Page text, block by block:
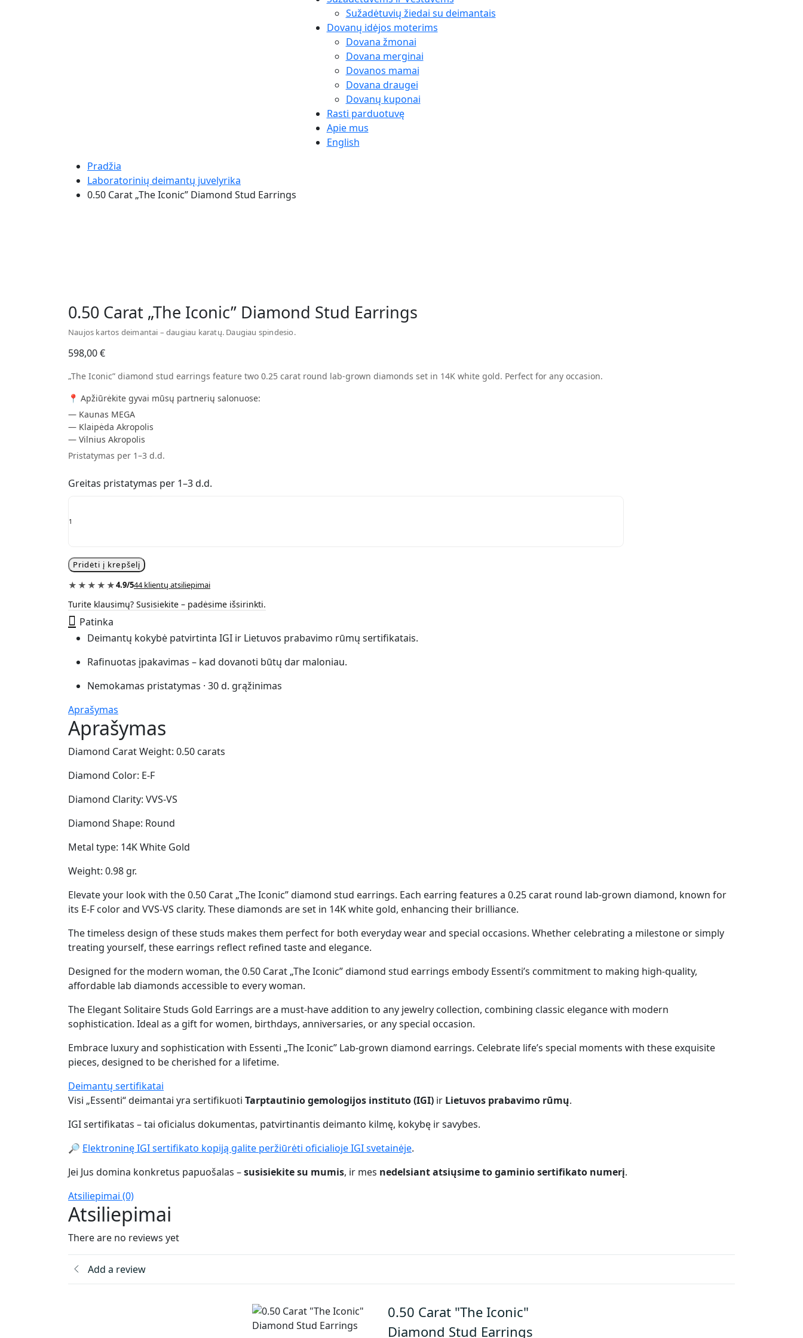
Sužadėtuvių žiedai su deimantais
Dovanų idėjos moterims
Dovana žmonai
Dovana merginai
Dovanos mamai
Dovana draugei
Dovanų kuponai
Rasti parduotuvę
Apie mus
English
Pradžia
Laboratorinių deimantų juvelyrika
0.50 Carat „The Iconic” Diamond Stud Earrings
0.50 Carat „The Iconic” Diamond Stud Earrings
Naujos kartos deimantai – daugiau karatų. Daugiau spindesio.
598,00€
„The Iconic” diamond stud earrings feature two 0.25 carat round lab-grown diamonds set in 14K white gold. Perfect for any occasion.
📍 Apžiūrėkite gyvai mūsų partnerių salonuose:
— Kaunas MEGA
— Klaipėda Akropolis
— Vilnius Akropolis
Pristatymas per 1–3 d.d.
Greitas pristatymas per 1–3 d.d.
"The
Stud
Earrings
quantity
Pridėti į krepšelį
★★★★★4.9/544 klientų atsiliepimai
Turite klausimų? Susisiekite – padėsime išsirinkti.
Patinka
Deimantų kokybė patvirtinta IGI ir Lietuvos prabavimo rūmų sertifikatais.
Rafinuotas įpakavimas – kad dovanoti būtų dar maloniau.
Nemokamas pristatymas · 30 d. grąžinimas
Aprašymas
Aprašymas
Diamond Carat Weight: 0.50 carats
Diamond Color: E-F
Diamond Clarity: VVS-VS
Diamond Shape: Round
Metal type: 14K White Gold
Weight: 0.98 gr.
Elevate your look with the0.50 Carat „The Iconic” diamond stud earrings. Each earring features a 0.25 carat round lab-grown diamond, known for
its E-F color and VVS-VS clarity. These diamonds are set in 14K white gold, enhancing their brilliance.
The timeless design of these studs makes them perfect for both everyday wear and special occasions. Whether celebrating a milestone or simply
treating yourself, these earrings reflect refined taste and elegance.
Designed for the modern woman, the0.50 Carat „The Iconic” diamond stud earrings embody Essenti’s commitment to making high-quality,
affordable lab diamonds accessible to every woman.
The Elegant Solitaire Studs Gold Earrings are a must-have addition to any jewelry collection, combining classic elegance with modern
sophistication. Ideal as a gift for women, birthdays, anniversaries, or any special occasion.
Embrace luxury and sophistication with Essenti „The Iconic” Lab-grown diamond earrings. Celebrate life’s special moments with these exquisite
pieces, designed to be cherished for a lifetime.
Deimantų sertifikatai
Visi „Essenti“ deimantai yra sertifikuoti Tarptautinio gemologijos instituto (IGI) ir Lietuvos prabavimo rūmų.
IGI sertifikatas – tai oficialus dokumentas, patvirtinantis deimanto kilmę, kokybę ir savybes.
🔎 Elektroninę IGI sertifikato kopiją galite peržiūrėti oficialioje IGI svetainėje.
Jei Jus domina konkretus papuošalas –susisiekite su mumis, ir mes nedelsiant atsiųsime to gaminio sertifikato numerį.
Atsiliepimai (0)
Atsiliepimai
There are no reviews yet
Add a review
0.50 Carat "The Iconic"
Diamond Stud Earrings